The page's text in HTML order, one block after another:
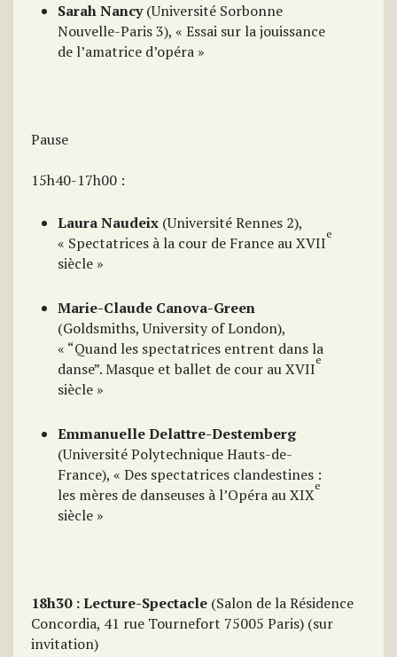
Sarah Nancy(Université Sorbonne
Nouvelle-Paris 3), « Essai sur la jouissance
de l’amatrice d’opéra »
Pause
15h40-17h00 :
Laura Naudeix (Université Rennes 2),
« Spectatrices à la cour de France au XVIIe
siècle »
Marie-Claude Canova-Green
(Goldsmiths, University of London),
« “Quand les spectatrices entrent dans la
danse”. Masque et ballet de cour au XVIIe
siècle »
Emmanuelle Delattre-Destemberg
(Université Polytechnique Hauts-de-
France), « Des spectatrices clandestines :
les mères de danseuses à l’Opéra au XIXe
siècle »
18h30 : Lecture-Spectacle (Salon de la Résidence
Concordia, 41 rue Tournefort 75005 Paris) (sur
invitation)